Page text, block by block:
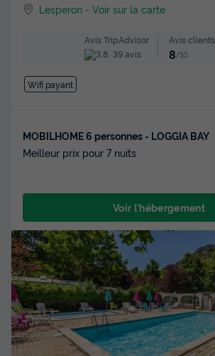
Lesperon -Voir sur la carte
Avis TripAdvisor
39 avis
Avis clients
8/10
Wifi payant
MOBILHOME 6 personnes - LOGGIA BAY
Meilleur prix pour 7 nuits
Voir l'hébergement